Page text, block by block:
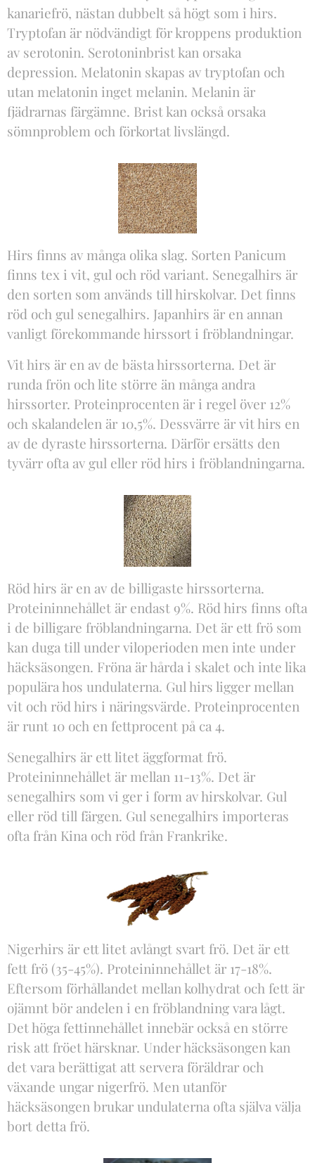
kanariefrö, nästan dubbelt så högt som i hirs.
Tryptofan är nödvändigt för kroppens produktion
av serotonin. Serotoninbrist kan orsaka
depression. Melatonin skapas av tryptofan och
utan melatonin inget melanin. Melanin är
fjädrarnas färgämne. Brist kan också orsaka
sömnproblem och förkortat livslängd.
Hirs finns av många olika slag. Sorten Panicum
finns tex i vit, gul och röd variant. Senegalhirs är
den sorten som används till hirskolvar. Det finns
röd och gul senegalhirs. Japanhirs är en annan
vanligt förekommande hirssort i fröblandningar.
Vit hirs är en av de bästa hirssorterna. Det är
runda frön och lite större än många andra
hirssorter. Proteinprocenten är i regel över 12%
och skalandelen är 10,5%. Dessvärre är vit hirs en
av de dyraste hirssorterna. Därför ersätts den
tyvärr ofta av gul eller röd hirs i fröblandningarna.
Röd hirs är en av de billigaste hirssorterna.
Proteininnehållet är endast 9%. Röd hirs finns ofta
i de billigare fröblandningarna. Det är ett frö som
kan duga till under viloperioden men inte under
häcksäsongen. Fröna är hårda i skalet och inte lika
populära hos undulaterna. Gul hirs ligger mellan
vit och röd hirs i näringsvärde. Proteinprocenten
är runt 10 och en fettprocent på ca 4.
Senegalhirs är ett litet äggformat frö.
Proteininnehållet är mellan 11-13%. Det är
senegalhirs som vi ger i form av hirskolvar. Gul
eller röd till färgen. Gul senegalhirs importeras
ofta från Kina och röd från Frankrike.
Nigerhirs är ett litet avlångt svart frö. Det är ett
fett frö (35-45%). Proteininnehållet är 17-18%.
Eftersom förhållandet mellan kolhydrat och fett är
ojämnt bör andelen i en fröblandning vara lågt.
Det höga fettinnehållet innebär också en större
risk att fröet härsknar. Under häcksäsongen kan
det vara berättigat att servera föräldrar och
växande ungar nigerfrö. Men utanför
häcksäsongen brukar undulaterna ofta själva välja
bort detta frö.